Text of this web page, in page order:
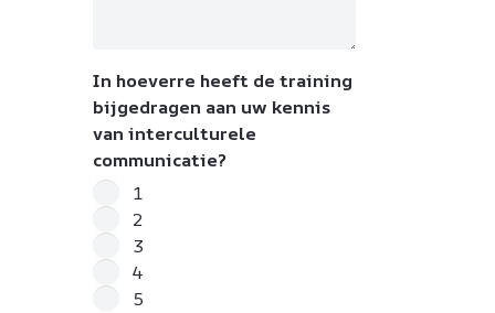
In hoeverre heeft de training
bijgedragen aan uw kennis
van interculturele
communicatie?
1
2
3
4
5